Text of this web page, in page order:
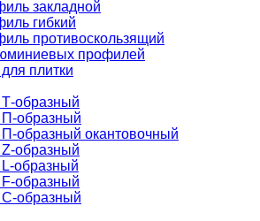
закладной
гибкий
противоскользящий
профилей
плитки
образный
образный
образный окантовочный
образный
образный
образный
образный